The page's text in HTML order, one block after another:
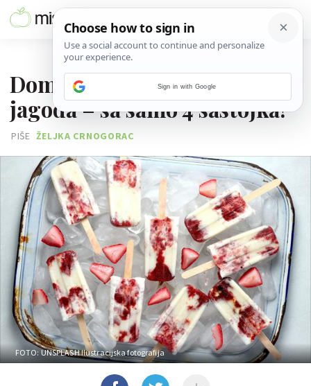
Domaći voćni sladoled od
jagoda – sa samo 4 sastojka!
PIŠE ŽELJKA CRNOGORAC
FOTO: UNSPLASHIlustracijska fotografija
Sign in with Google